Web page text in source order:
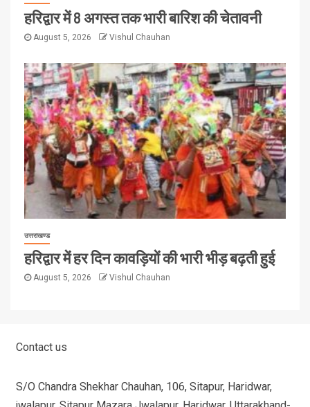
हरिद्वार में 8 अगस्त तक भारी बारिश की चेतावनी
August 5, 2026 Vishul Chauhan
उत्तराखण्ड
हरिद्वार में हर दिन कावड़ियों की भारी भीड़ बढ़ती हुई
August 5, 2026 Vishul Chauhan
Contact us
S/O Chandra Shekhar Chauhan, 106, Sitapur, Haridwar,